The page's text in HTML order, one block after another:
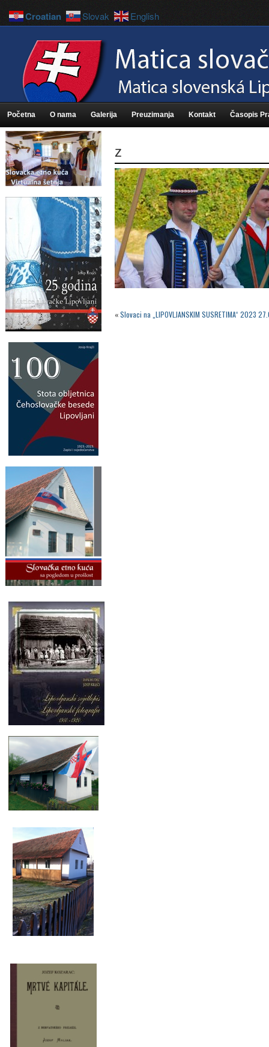
Početna O nama Galerija Preuzimanja Kontakt Časopis
z
«Slovaci na „LIPOVLJANSKIM SUSRETIMA“ 2023
Croatian Slovak English